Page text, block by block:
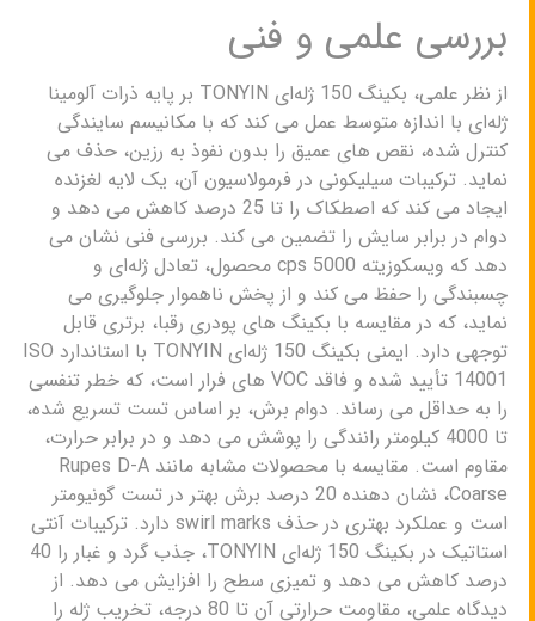
بررسی علمی و فنی
از نظر علمی، بکینگ 150 ژله‌ای TONYIN بر پایه ذرات آلومینا
ژله‌ای با اندازه متوسط عمل می کند که با مکانیسم سایندگی
کنترل شده، نقص های عمیق را بدون نفوذ به رزین، حذف می
نماید. ترکیبات سیلیکونی در فرمولاسیون آن، یک لایه لغزنده
ایجاد می کند که اصطکاک را تا 25 درصد کاهش می دهد و
دوام در برابر سایش را تضمین می کند. بررسی فنی نشان می
دهد که ویسکوزیته 5000 cps محصول، تعادل ژله‌ای و
چسبندگی را حفظ می کند و از پخش ناهموار جلوگیری می
نماید، که در مقایسه با بکینگ های پودری رقبا، برتری قابل
توجهی دارد. ایمنی بکینگ 150 ژله‌ای TONYIN با استاندارد ISO
14001 تأیید شده و فاقد VOC های فرار است، که خطر تنفسی
را به حداقل می رساند. دوام برش، بر اساس تست تسریع شده،
تا 4000 کیلومتر رانندگی را پوشش می دهد و در برابر حرارت،
مقاوم است. مقایسه با محصولات مشابه مانند Rupes D-A
Coarse، نشان دهنده 20 درصد برش بهتر در تست گونیومتر
است و عملکرد بهتری در حذف swirl marks دارد. ترکیبات آنتی
استاتیک در بکینگ 150 ژله‌ای TONYIN، جذب گرد و غبار را 40
درصد کاهش می دهد و تمیزی سطح را افزایش می دهد. از
دیدگاه علمی، مقاومت حرارتی آن تا 80 درجه، تخریب ژله را